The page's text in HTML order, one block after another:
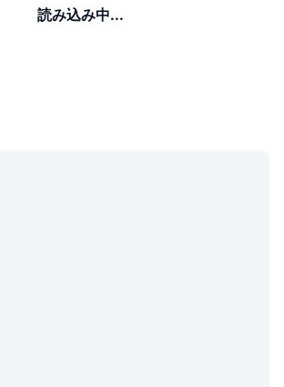
読み込み中...